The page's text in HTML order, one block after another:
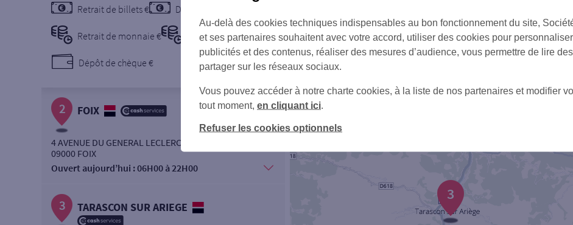
3
Retrait de billets €
Dépôt de billets €
Retrait de monnaie € Dépôt de monnaie €
Dépôt de chèque €
2 FOIX
4 AVENUE DU GENERAL LECLERC
09000 FOIX
Ouvert aujourd’hui :06H00 à 22H00
3 TARASCON SUR ARIEGE
Au-delà des cookies techniques indispensables au bon fonctionnement du site,
et ses partenaires souhaitent avec votre accord, utiliser des cookies pour
publicités et des contenus, réaliser des mesures d’audience, vous permettre de lire
partager sur les réseaux sociaux.
Vous pouvez accéder à notre charte cookies, à la liste de nos partenaires et modifier
tout moment, en cliquant ici
Refuser les cookies optionnels